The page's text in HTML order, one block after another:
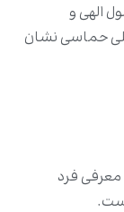
الهی و
حماسی نشان
معرفی فرد